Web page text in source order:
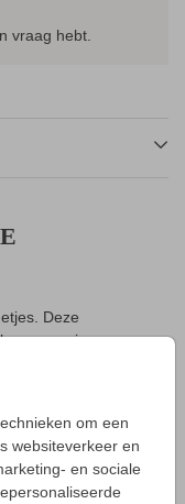
om een
websiteverkeer en
en sociale
vraag hebt.
Deze
naar eigen
kaartje.
je kaartje.
adres.